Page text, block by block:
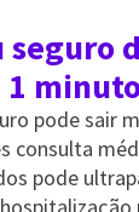
seguro
1
pode sair
consulta
pode